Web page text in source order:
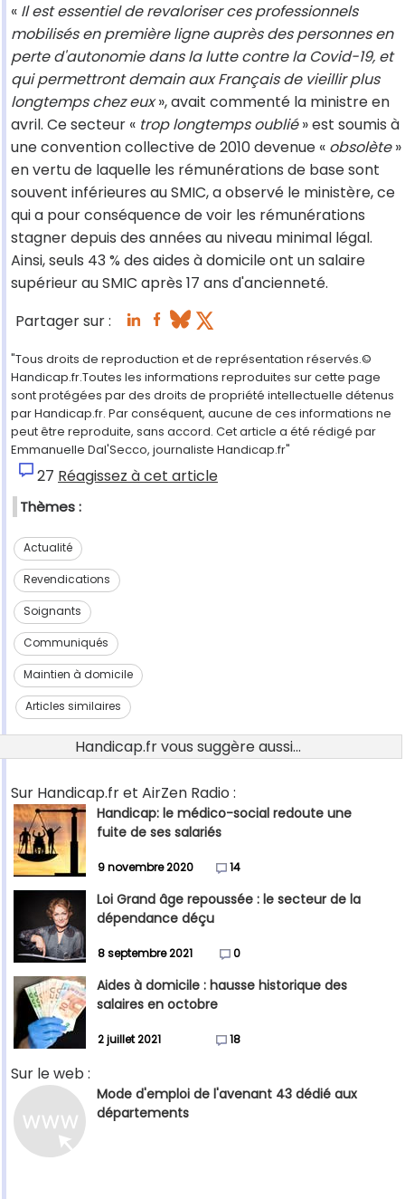
« Il est essentiel de revaloriser ces professionnels
mobilisés en première ligne auprès des personnes en
perte d'autonomie dans la lutte contre la Covid-19, et
qui permettront demain aux Français de vieillir plus
longtemps chez eux», avait commenté la ministre en
avril. Ce secteur « trop longtemps oublié» est soumis à
une convention collective de 2010 devenue « obsolète»
en vertu de laquelle les rémunérations de base sont
souvent inférieures au SMIC, a observé le ministère, ce
qui a pour conséquence de voir les rémunérations
stagner depuis des années au niveau minimal légal.
Ainsi, seuls 43 % des aides à domicile ont un salaire
supérieur au SMIC après 17 ans d'ancienneté.
Partager sur :
"Tous droits de reproduction et de représentation réservés.©
Handicap.fr.Toutes les informations reproduites sur cette page
sont protégées par des droits de propriété intellectuelle détenus
par Handicap.fr. Par conséquent, aucune de ces informations ne
peut être reproduite, sans accord. Cet article a été rédigé par
Emmanuelle Dal'Secco, journaliste Handicap.fr"
27 Réagissez à cet article
Thèmes :
Actualité
Revendications
Soignants
Communiqués
Maintien à domicile
Articles similaires
Handicap.fr vous suggère aussi...
Sur Handicap.fr et AirZen Radio :
Handicap: le médico-social redoute une
fuite de ses salariés
9 novembre 2020 14
Loi Grand âge repoussée : le secteur de la
dépendance déçu
8 septembre 2021 0
Aides à domicile : hausse historique des
salaires en octobre
2 juillet 2021 18
Sur le web :
Mode d'emploi de l'avenant 43 dédié aux
départements